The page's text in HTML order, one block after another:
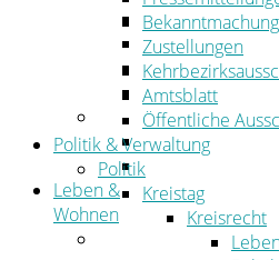
Mobilfunk &
Straßen- und
Landwirtschaft
Tourismus
Freizeit und
Veranstaltungen
Leben &
Wohnen
Zustellungen
Amtsblatt
Öffentliche
Politik & Verwaltung
Politik
Kreistag
Kreisrecht